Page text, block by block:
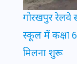
गोरखपुर रेलवे
स्कूल में कक्षा
मिलना शुरू